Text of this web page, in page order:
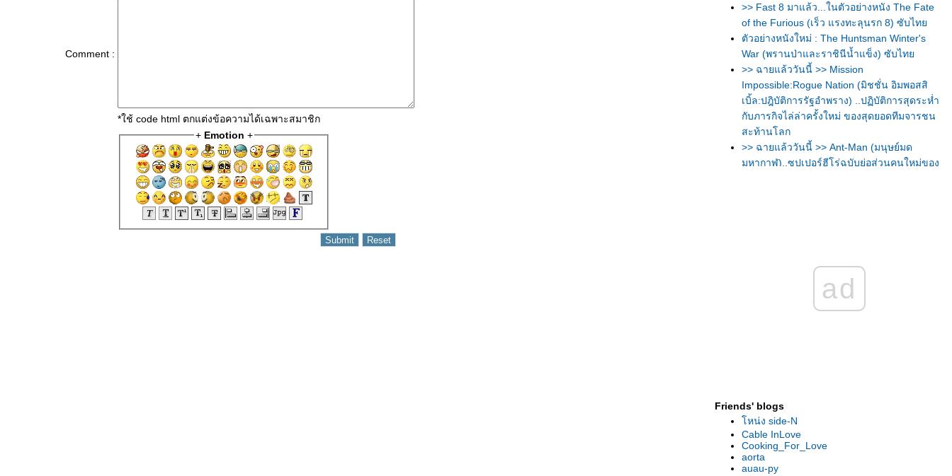
Comment :
*ใช้ code html ตกแต่งข้อความได้เฉพาะสมาชิก
+ Emotion +
>> Fast 8 มาแล้ว...ในตัวอย่างหนัง The Fate
of the Furious (เร็ว แรงทะลุนรก 8) ซับไท
ตัวอย่างหนังใหม่ : The Huntsman Winter's
War (พรานป่าและราชินีน้ำแข็ง) ซับไท
>> ฉายแล้ววันนี้ >> Mission
Impossible:Rogue Nation (มิชชั่น อิมพอสสิ
เบิ้ล:ปฎิบัติการรัฐอำพราง) ..ปฏิบัติการสุดระห่ำ
กับภารกิจไล่ล่าครั้งใหม่ ของสุดยอดทีมจารชน
สะท้านโลก
>> ฉายแล้ววันนี้ >> Ant-Man (มนุษย์มด
มหากาฬ)..ซุปเปอร์ฮีโร่ฉบับย่อส่วนคนใหม่ของ
มนุษย์และเครื่องจักรสังหาร แอ็คชั่นกระหน่ำ
3)
>> ฉายแล้ววันนี้ >> Jurassic World (จูราสสิค
เวิลด์)...สวนสนุกเปิดแล้ว มหึมาภาพยนตร์แอ็
คชั่นฟอร์มยักษ์
>> ฉายแล้ววันนี้ >> San Andreas (มหาวินาศ
ad
Friends' blogs
หน่ง side-N
Cable InLove
Cooking_For_Love
aorta
auau-py